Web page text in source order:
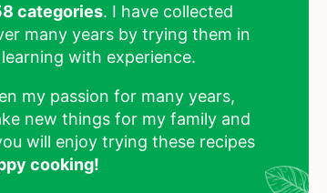
categories. I have collected
many years by trying them in
with experience.
my passion for many years,
new things for my family and
will enjoy trying these recipes
cooking!